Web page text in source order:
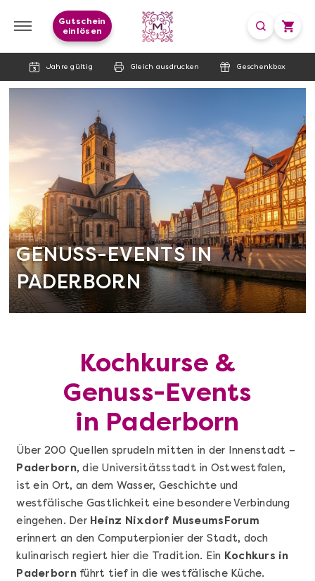
Jahre gültig Gleich ausdrucken Geschenkbox
Gutschein
einlösen
GENUSS-EVENTS IN
PADERBORN
Kochkurse &
Genuss-Events
in Paderborn
Über 200 Quellen sprudeln mitten in der Innenstadt –
Paderborn, die Universitätsstadt in Ostwestfalen,
ist ein Ort, an dem Wasser, Geschichte und
westfälische Gastlichkeit eine besondere Verbindung
eingehen. Der Heinz Nixdorf MuseumsForum
erinnert an den Computerpionier der Stadt, doch
kulinarisch regiert hier die Tradition. Ein Kochkurs in
Paderbornführt tief in die westfälische Küche.